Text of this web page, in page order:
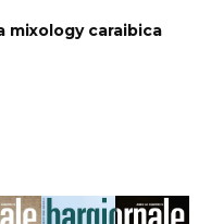
mixology caraibica